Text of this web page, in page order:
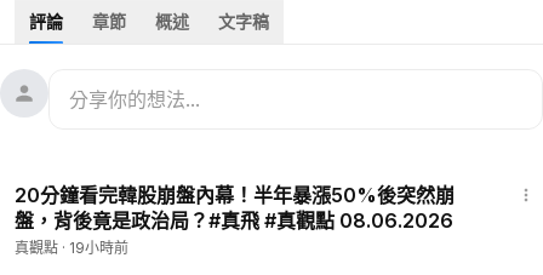
🌹點擊【訂閱】真觀點👉https://www.youtube.com/channel/U
CAwVpzgGI9sEu4O4ZlB5ZWQ?sub_confirmation=1
💥👉WiseQuest明目冷敷眼貼：
oducts/%E6%98%8E%E7%9B%AE%E5%86%B7%E6%9
3%9D
💥🎵真飛個人完整MV請點擊👉
評論 章節 概述 文字稿
20分鐘看完韓股崩盤內幕！半年暴漲50%後突然崩
盤，背後竟是政治局？#真飛 #真觀點 08.06.2026
真觀點 · 19小時前